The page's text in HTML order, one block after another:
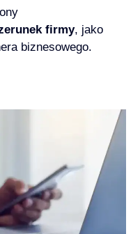
firmy, jako
biznesowego.